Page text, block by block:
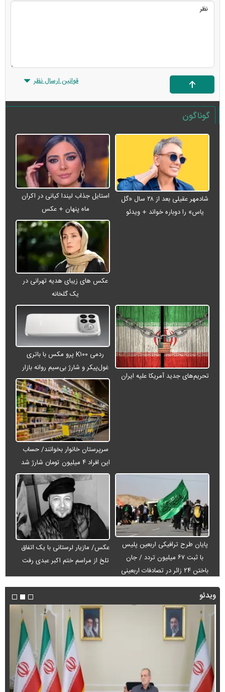
قوانین ارسال نظر
گوناگون
شادمهر عقیلی بعد از ۲۸ سال «گل
یاس» را دوباره خواند + ویدئو
استایل جذاب لیندا کیانی در اکران
ماه پنهان + عکس
عکس های زیبای هدیه تهرانی در
یک گلخانه
تحریم‌های جدید آمریکا علیه ایران
ردمی K۱۰۰ پرو مکس با باتری
غول‌پیکر و شارژ بی‌سیم روانه بازار
می‌شود
سرپرستان خانوار بخوانند/ حساب
این افراد ۴ میلیون تومان شارژ شد
پایان طرح ترافیکی اربعین پلیس
با ثبت ۶۷ میلیون تردد / جان
باختن ۲۴ زائر در تصادفات اربعینی
عکس/ مازیار لرستانی با یک اتفاق
تلخ از مراسم ختم اکبر عبدی رفت
ویدئو